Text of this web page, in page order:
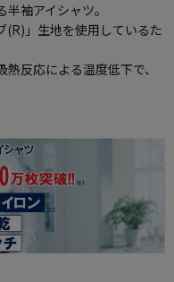
袖アイシャツ。
(R)」生地を使用しているた
反応による温度低下で、